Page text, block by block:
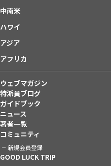
中南米
ハワイ
アジア
アフリカ
ウェブマガジン
特派員ブログ
ガイドブック
ニュース
著者一覧
コミュニティ
新規会員登録
GOOD LUCK TRIP